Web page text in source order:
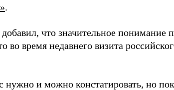
.
что значительное
во время недавнего визита
нужно и можно констатировать, но